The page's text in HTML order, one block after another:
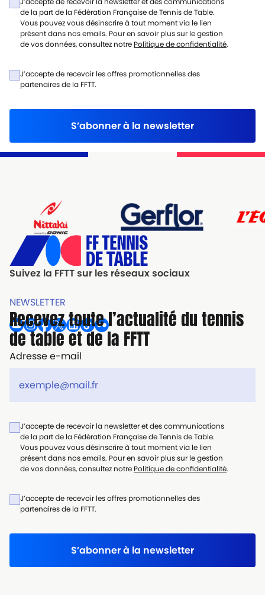
de la part de la Fédération Française de Tennis de Table.
Vous pouvez vous désinscrire à tout moment via le lien
présent dans nos emails. Pour en savoir plus sur le gestion
de vos données, consultez notre Politique de confidentialité.
J’accepte de recevoir les offres promotionnelles des
partenaires de la FFTT.
S’abonner à la newsletter
Suivez la FFTT sur les réseaux sociaux
NEWSLETTER
Recevez toute l’actualité du tennis
de table et de la FFTT
Adresse e-mail
J’accepte de recevoir la newsletter et des communications
de la part de la Fédération Française de Tennis de Table.
Vous pouvez vous désinscrire à tout moment via le lien
présent dans nos emails. Pour en savoir plus sur le gestion
de vos données, consultez notre Politique de confidentialité.
J’accepte de recevoir les offres promotionnelles des
partenaires de la FFTT.
S’abonner à la newsletter